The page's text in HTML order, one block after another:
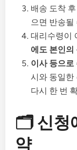
배송 도착
으면 반송될
대리수령이
에도 본인의
이사 등으로
시와 동일한
다시 한 번
🗂 신청
약